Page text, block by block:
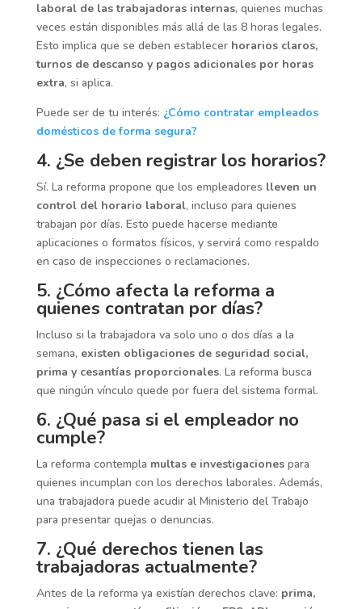
laboral de las trabajadoras internas, quienes muchas
veces están disponibles más allá de las 8 horas legales.
Esto implica que se deben establecer horarios claros,
turnos de descanso y pagos adicionales por horas
extra, si aplica.
Puede ser de tu interés: ¿Cómo contratar empleados
domésticos de forma segura?
4. ¿Se deben registrar los horarios?
Sí. La reforma propone que los empleadores lleven un
control del horario laboral, incluso para quienes
trabajan por días. Esto puede hacerse mediante
aplicaciones o formatos físicos, y servirá como respaldo
en caso de inspecciones o reclamaciones.
5. ¿Cómo afecta la reforma a
quienes contratan por días?
Incluso si la trabajadora va solo uno o dos días a la
semana, existen obligaciones de seguridad social,
prima y cesantías proporcionales. La reforma busca
que ningún vínculo quede por fuera del sistema formal.
6. ¿Qué pasa si el empleador no
cumple?
La reforma contempla multas e investigacionespara
quienes incumplan con los derechos laborales. Además,
una trabajadora puede acudir al Ministerio del Trabajo
para presentar quejas o denuncias.
7. ¿Qué derechos tienen las
trabajadoras actualmente?
Antes de la reforma ya existían derechos clave: prima,